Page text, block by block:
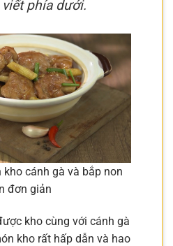
phía dưới.
cánh gà và bắp non
đơn giản
kho cùng với cánh gà
kho rất hấp dẫn và hao